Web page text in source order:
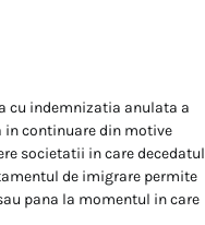
cu indemnizatia anulata a
in continuare din motive
societatii in care decedatul
de imigrare permite
pana la momentul in care